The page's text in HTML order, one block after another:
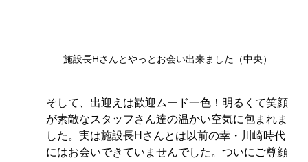
施設長Hさんとやっとお会い出来ました（中央）
そして、出迎えは歓迎ムード一色！明るくて笑顔
が素敵なスタッフさん達の温かい空気に包まれま
した。実は施設長Hさんとは以前の幸・川崎時代
にはお会いできていませんでした。ついにご尊顔